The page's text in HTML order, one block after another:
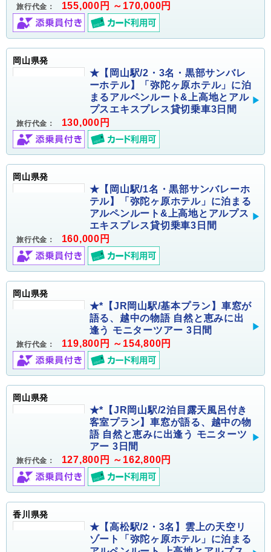
旅行代金： 155,000円 ～170,000円
岡山県発
★【岡山駅/2・3名・黒部サンバレ
ーホテル】「弥陀ヶ原ホテル」に泊
まるアルペンルート&上高地とアル
プスエキスプレス貸切乗車3日間
旅行代金： 130,000円
岡山県発
★【岡山駅/1名・黒部サンバレーホ
テル】「弥陀ヶ原ホテル」に泊まる
アルペンルート&上高地とアルプス
エキスプレス貸切乗車3日間
旅行代金： 160,000円
岡山県発
★*【JR岡山駅/基本プラン】車窓が
語る、越中の物語 自然と恵みに出
逢う モニターツアー 3日間
旅行代金： 119,800円 ～154,800円
岡山県発
★*【JR岡山駅/2泊目露天風呂付き
客室プラン】車窓が語る、越中の物
語 自然と恵みに出逢う モニターツ
アー 3日間
旅行代金： 127,800円 ～162,800円
香川県発
★【高松駅/2・3名】雲上の天空リ
ゾート「弥陀ヶ原ホテル」に泊まる